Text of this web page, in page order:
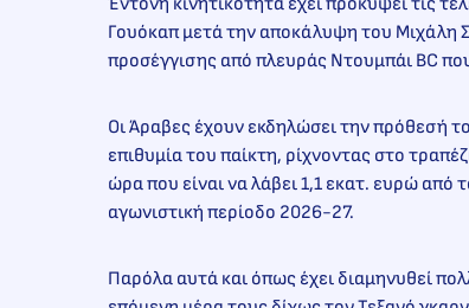
Γουόκαπ μετά την αποκάλυψη του Μιχάλη
προσέγγισης από πλευράς Ντουμπάι BC
Οι Άραβες έχουν εκδηλώσει την πρόθεσή
επιθυμία του παίκτη, ρίχνοντας στο
ώρα που είναι να λάβει 1,1 εκατ. ευρώ από
αγωνιστική περίοδο 2026-27.
Παρόλα αυτά και όπως έχει διαμηνυθεί